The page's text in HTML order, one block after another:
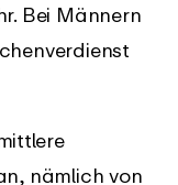
Bei Männern
nämlich von